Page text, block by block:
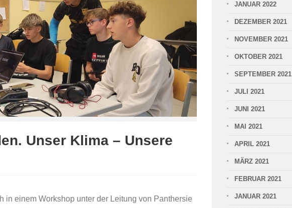
Unser Klima – Unsere
in einem Workshop unter der Leitung von Panthersie
JANUAR 2022
DEZEMBER 2021
NOVEMBER 2021
OKTOBER 2021
SEPTEMBER 2021
JULI 2021
JUNI 2021
MAI 2021
APRIL 2021
MÄRZ 2021
FEBRUAR 2021
JANUAR 2021